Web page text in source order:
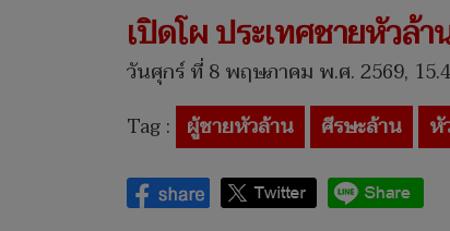
เปิดโผ ประเทศชายหัวล้
วันศุกร์ ที่ 8 พฤษภาคม พ.ศ. 2569,
Tag : ผู้ชายหัวล้าน ศีรษะล้าน หั